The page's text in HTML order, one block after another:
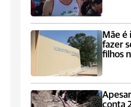
Mãe é
fazer
filhos
conta